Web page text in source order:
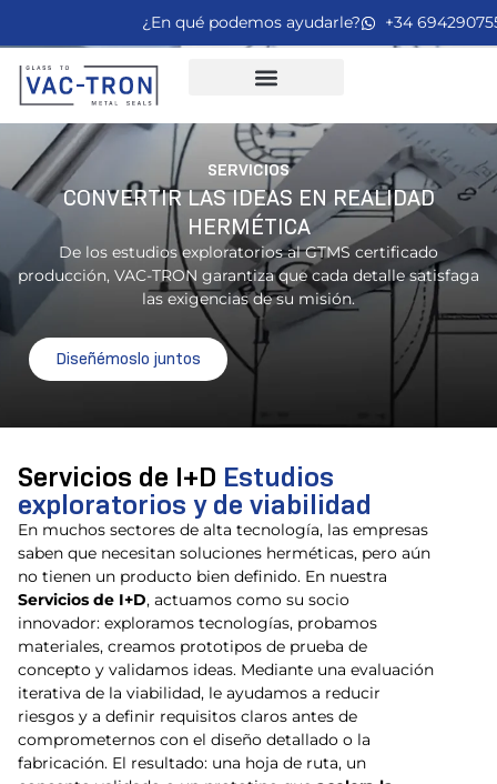
¿En qué podemos ayudarle? +34
SERVICIOS
CONVERTIR LAS IDEAS EN REALIDAD
HERMÉTICA
De los estudios exploratorios al GTMS certificado
producción, VAC-TRON garantiza que cada detalle satisfaga
las exigencias de su misión.
Diseñémoslo juntos
Servicios de I+D Estudios
exploratorios y de viabilidad
En muchos sectores de alta tecnología, las empresas
saben que necesitan soluciones herméticas, pero aún
no tienen un producto bien definido. En nuestra
Servicios de I+D, actuamos como su socio
innovador: exploramos tecnologías, probamos
materiales, creamos prototipos de prueba de
concepto y validamos ideas. Mediante una evaluación
iterativa de la viabilidad, le ayudamos a reducir
riesgos y a definir requisitos claros antes de
comprometernos con el diseño detallado o la
fabricación. El resultado: una hoja de ruta, un